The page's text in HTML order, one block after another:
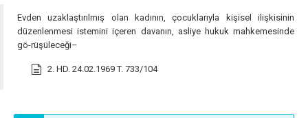
Evden uzaklaştırılmış olan kadının, çocuklarıyla kişisel ilişkisinin
düzenlenmesi istemini içeren davanın, asliye hukuk mahkemesinde
gö-rüşüleceği–
2. HD. 24.02.1969 T. 733/104